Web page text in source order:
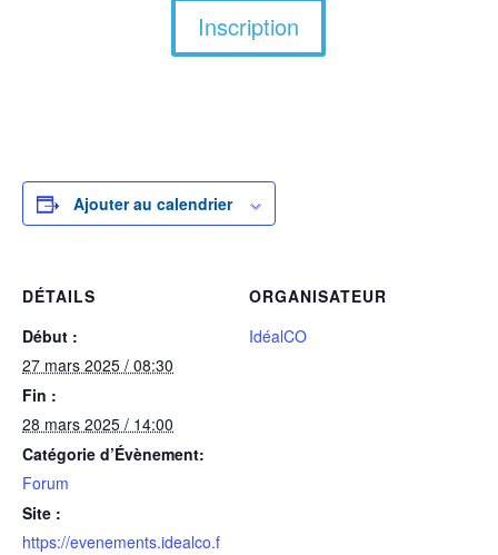
Inscription
Ajouter au calendrier
DÉTAILS
Début :
27 mars 2025 / 08:30
Fin :
28 mars 2025 / 14:00
Catégorie d’Évènement:
Forum
Site :
https://evenements.idealco.f
ORGANISATEUR
IdéalCO